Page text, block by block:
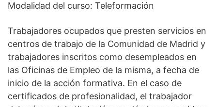
Modalidad del curso: Teleformación
Trabajadores ocupados que presten servicios en
centros de trabajo de la Comunidad de Madrid y
trabajadores inscritos como desempleados en
las Oficinas de Empleo de la misma, a fecha de
inicio de la acción formativa. En el caso de
certificados de profesionalidad, el trabajador